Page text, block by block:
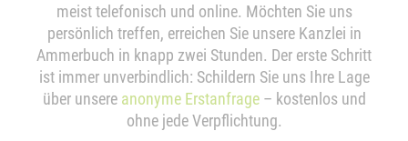
meist telefonisch und online. Möchten Sie uns
persönlich treffen, erreichen Sie unsere Kanzlei in
Ammerbuch in knapp zwei Stunden. Der erste Schritt
ist immer unverbindlich: Schildern Sie uns Ihre Lage
über unsere anonyme Erstanfrage– kostenlos und
ohne jede Verpflichtung.